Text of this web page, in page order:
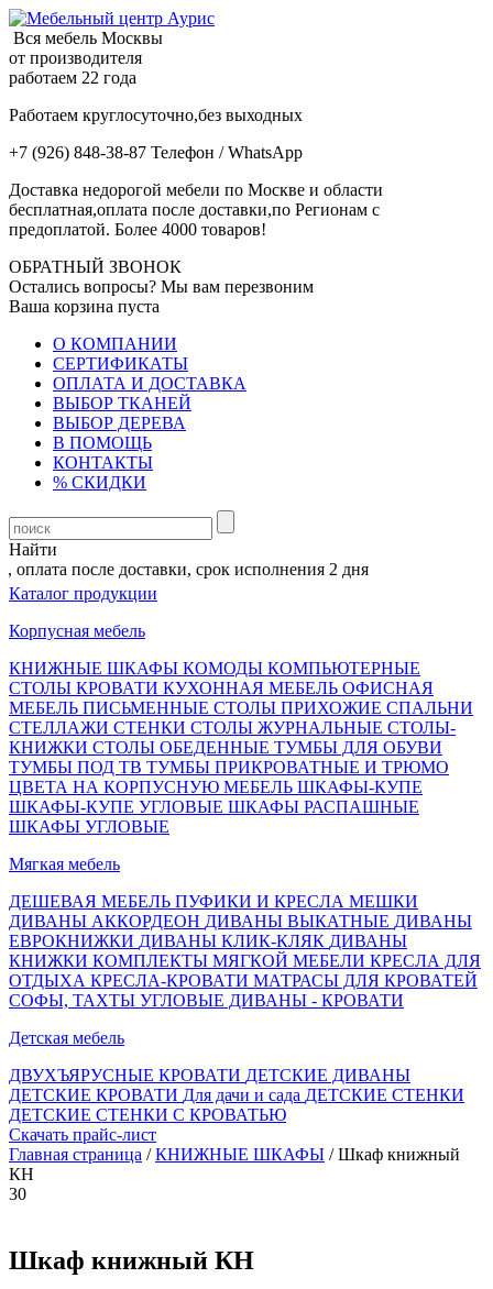
Вся мебель Москвы
от производителя
работаем 22 года
Работаем круглосуточно,без выходных
+7 (926) 848-38-87 Телефон / WhatsApp
Доставка недорогой мебели по Москве и области
бесплатная,оплата после доставки,по Регионам с
предоплатой. Более 4000 товаров!
ОБРАТНЫЙ ЗВОНОК
Остались вопросы? Мы вам перезвоним
Ваша корзина пуста
О КОМПАНИИ
СЕРТИФИКАТЫ
ОПЛАТА И ДОСТАВКА
ВЫБОР ТКАНЕЙ
ВЫБОР ДЕРЕВА
В ПОМОЩЬ
КОНТАКТЫ
% СКИДКИ
Найти
после доставки, срок исполнения 2 дня
Каталог продукции
Корпусная мебель
КНИЖНЫЕ ШКАФЫ КОМОДЫ КОМПЬЮТЕРНЫЕ
СТОЛЫ КРОВАТИ КУХОННАЯ МЕБЕЛЬ ОФИСНАЯ
МЕБЕЛЬ ПИСЬМЕННЫЕ СТОЛЫ ПРИХОЖИЕ СПАЛЬНИ
СТЕЛЛАЖИ СТЕНКИ СТОЛЫ ЖУРНАЛЬНЫЕ СТОЛЫ-
КНИЖКИ СТОЛЫ ОБЕДЕННЫЕ ТУМБЫ ДЛЯ ОБУВИ
ТУМБЫ ПОД ТВ ТУМБЫ ПРИКРОВАТНЫЕ И ТРЮМО
ЦВЕТА НА КОРПУСНУЮ МЕБЕЛЬ ШКАФЫ-КУПЕ
ШКАФЫ-КУПЕ УГЛОВЫЕ ШКАФЫ РАСПАШНЫЕ
ШКАФЫ УГЛОВЫЕ
Мягкая мебель
ДЕШЕВАЯ МЕБЕЛЬ ПУФИКИ И КРЕСЛА МЕШКИ
ДИВАНЫ АККОРДЕОН ДИВАНЫ ВЫКАТНЫЕ ДИВАНЫ
ЕВРОКНИЖКИ ДИВАНЫ КЛИК-КЛЯК ДИВАНЫ
КНИЖКИ КОМПЛЕКТЫ МЯГКОЙ МЕБЕЛИ КРЕСЛА ДЛЯ
ОТДЫХА КРЕСЛА-КРОВАТИ МАТРАСЫ ДЛЯ КРОВАТЕЙ
СОФЫ, ТАХТЫ УГЛОВЫЕ ДИВАНЫ - КРОВАТИ
Детская мебель
ДВУХЪЯРУСНЫЕ КРОВАТИ ДЕТСКИЕ ДИВАНЫ
ДЕТСКИЕ КРОВАТИ Для дачи и сада ДЕТСКИЕ СТЕНКИ
ДЕТСКИЕ СТЕНКИ С КРОВАТЬЮ
Скачать прайс-лист
Главная страница /КНИЖНЫЕ ШКАФЫ / Шкаф книжный
КН
30
Шкаф книжный КН